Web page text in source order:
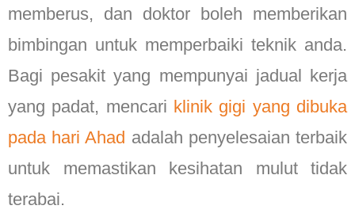
memberus, dan doktor boleh memberikan
bimbingan untuk memperbaiki teknik anda.
Bagi pesakit yang mempunyai jadual kerja
yang padat, mencari klinik gigi yang dibuka
pada hari Ahad adalah penyelesaian terbaik
untuk memastikan kesihatan mulut tidak
terabai.